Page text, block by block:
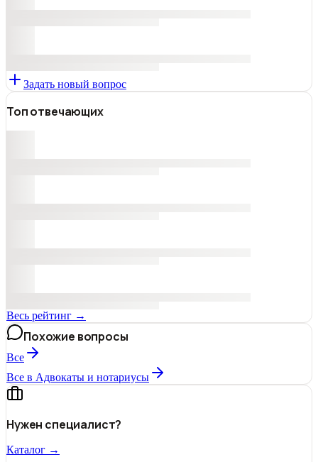
Задать новый вопрос
Топ отвечающих
Весь рейтинг →
Похожие вопросы
Все
Все в Адвокаты и нoтариусы
Нужен специалист?
Каталог →